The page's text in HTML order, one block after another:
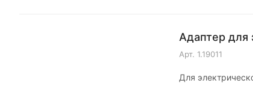
Адаптер для
Арт. 1.19011
Для